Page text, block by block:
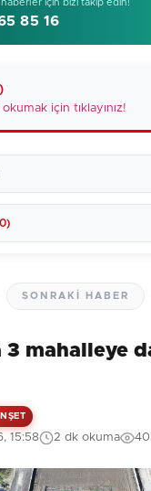
için bizi takip edin!
85 16
için tıklayınız!
Güvenlik Sorusu:
yapılmamış. İlk
SONRAKI HABER
3 mahalleye
15:58 2 dk okuma